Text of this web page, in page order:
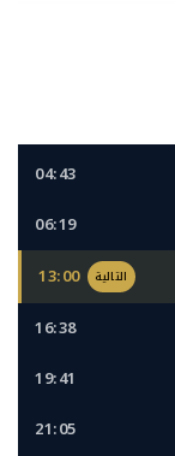
04:43
06:19
التالية 13:00
16:38
19:41
21:05